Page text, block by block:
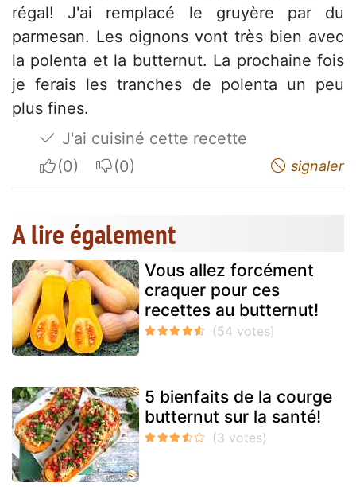
régal! J'ai remplacé le gruyère par du
parmesan. Les oignons vont très bien avec
la polenta et la butternut. La prochaine fois
je ferais les tranches de polenta un peu
plus fines.
J'ai cuisiné cette recette
I apreciateI do not appreciate signaler
A lire également
Vous allez forcément
craquer pour ces
recettes au butternut!
5 bienfaits de la courge
butternut sur la santé!